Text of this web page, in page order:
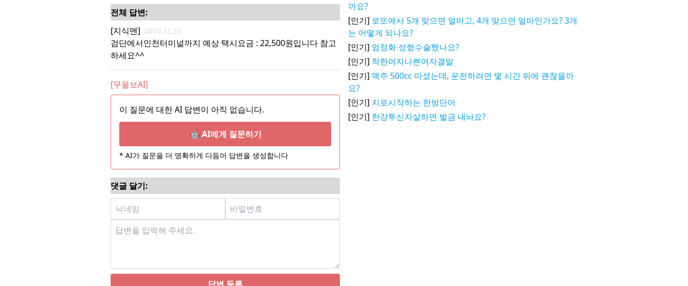
전체 답변:
[지식맨] 2010.12.28
검단에서인천터미널까지 예상 택시요금 : 22,500원입니다 참고
하세요^^
[무물보AI]
이 질문에 대한 AI 답변이 아직 없습니다.
🤖 AI에게 질문하기
* AI가 질문을 더 명확하게 다듬어 답변을 생성합니다
댓글 달기:
까요?
[인기] 로또에서 5개 맞으면 얼마고, 4개 맞으면 얼마인가요? 3개
는 어떻게 되나요?
[인기] 엄정화 성형수술했나요?
[인기] 착한여자나쁜여자결말
[인기] 맥주 500cc 마셨는데, 운전하려면 몇 시간 뒤에 괜찮을까
요?
[인기] 지로시작하는 한방단어
[인기] 한강투신자살하면 벌금 내놔요?